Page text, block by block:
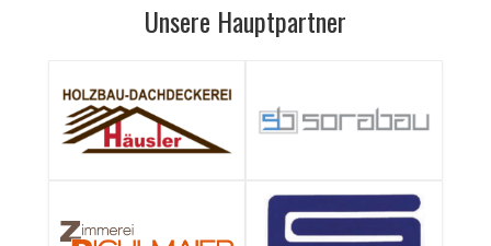
Unsere Hauptpartner